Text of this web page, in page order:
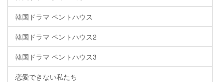
韓国ドラマ ペントハウス
韓国ドラマ ペントハウス2
韓国ドラマ ペントハウス3
恋愛できない私たち